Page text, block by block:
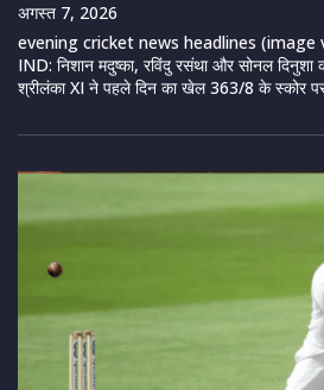
अगस्त 7, 2026
evening cricket news headlines (image
IND: निशान मदुष्का, रविंदु रसंथा और सोनल दिनुशा
श्रीलंका XI ने पहले दिन का खेल 363/8 के स्कोर